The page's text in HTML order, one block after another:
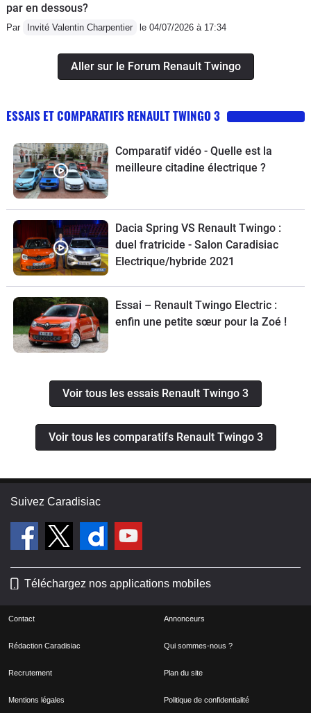
par en dessous?
Par Invité Valentin Charpentier le 04/07/2026 à 17:34
Aller sur le Forum Renault Twingo
ESSAIS ET COMPARATIFS RENAULT TWINGO 3
Comparatif vidéo - Quelle est la
meilleure citadine électrique ?
Dacia Spring VS Renault Twingo :
duel fratricide - Salon Caradisiac
Electrique/hybride 2021
Essai – Renault Twingo Electric :
enfin une petite sœur pour la Zoé !
Voir tous les essais Renault Twingo 3
Voir tous les comparatifs Renault Twingo 3
Suivez Caradisiac
Téléchargez nos applications mobiles
Contact Annonceurs
Rédaction Caradisiac Qui sommes-nous ?
Recrutement Plan du site
Mentions légales Politique de confidentialité